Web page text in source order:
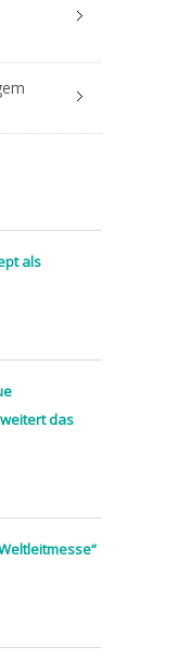
als
das